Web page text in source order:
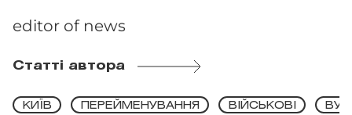
editor of news
Статті автора
КИЇВ ПЕРЕЙМЕНУВАННЯ ВІЙСЬКОВІ